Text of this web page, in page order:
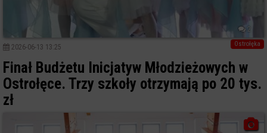
2
Ostrołęka
2026-06-13 13:25
Finał Budżetu Inicjatyw Młodzieżowych w
Ostrołęce. Trzy szkoły otrzymają po 20 tys.
zł